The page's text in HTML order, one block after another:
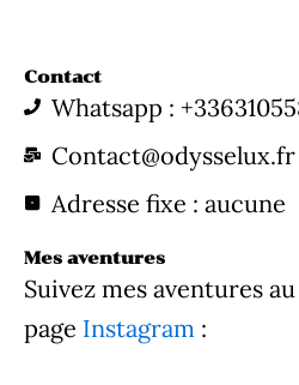
Contact
Whatsapp :
Contact@odysselux.fr
Adresse fixe : aucune
Mes aventures
Suivez mes aventures
page Instagram :